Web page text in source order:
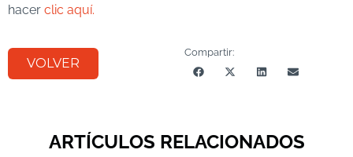
hacer clic aquí.
VOLVER
Compartir:
ARTÍCULOS RELACIONADOS